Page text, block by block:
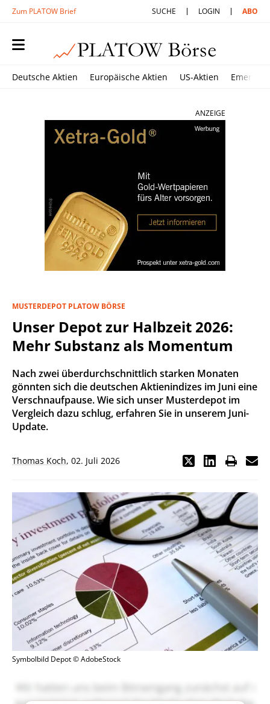
Zum PLATOW Brief SUCHE LOGIN ABO
Deutsche Aktien Europäische Aktien US-Aktien
ANZEIGE
MUSTERDEPOT PLATOW BÖRSE
Unser Depot zur Halbzeit 2026:
Mehr Substanz als Momentum
Nach zwei überdurchschnittlich starken Monaten
gönnten sich die deutschen Aktienindizes im Juni eine
Verschnaufpause. Wie sich unser Musterdepot im
Vergleich dazu schlug, erfahren Sie in unserem Juni-
Update.
Thomas Koch, 02. Juli 2026
Symbolbild Depot © AdobeStock